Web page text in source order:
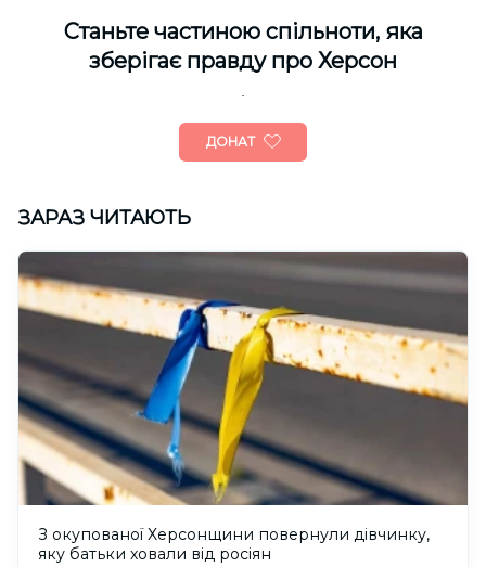
Cтаньте частиною спільноти, яка
зберігає правду про Херсон
ДОНАТ
ЗАРАЗ ЧИТАЮТЬ
З окупованої Херсонщини повернули дівчинку,
яку батьки ховали від росіян